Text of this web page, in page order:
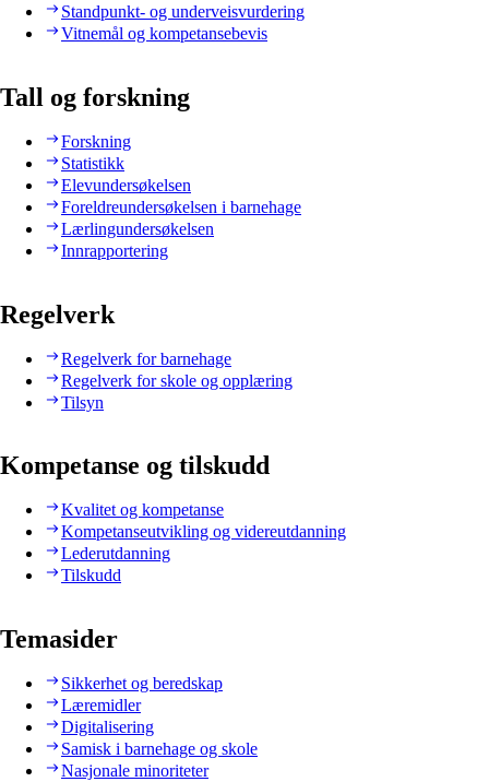
Standpunkt- og underveisvurdering
Vitnemål og kompetansebevis
Tall og forskning
Forskning
Statistikk
Elevundersøkelsen
Foreldreundersøkelsen i barnehage
Lærlingundersøkelsen
Innrapportering
Regelverk
Regelverk for barnehage
Regelverk for skole og opplæring
Tilsyn
Kompetanse og tilskudd
Kvalitet og kompetanse
Kompetanseutvikling og videreutdanning
Lederutdanning
Tilskudd
Temasider
Sikkerhet og beredskap
Læremidler
Digitalisering
Samisk i barnehage og skole
Nasjonale minoriteter